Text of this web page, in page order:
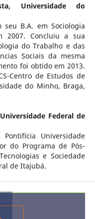
Universidade do
seu B.A. em Sociologia
2007. Concluiu a sua
do Trabalho e das
Sociais da mesma
foi obtido em 2013.
Centro de Estudos de
do Minho, Braga,
Universidade Federal de
Universidade
do Programa de Pós-
e Sociedade
de Itajubá.